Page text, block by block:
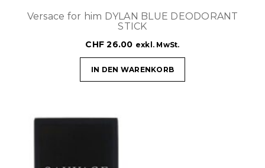
Versace for him DYLAN BLUE DEODORANT
STICK
CHF 26.00 exkl. MwSt.
IN DEN WARENKORB